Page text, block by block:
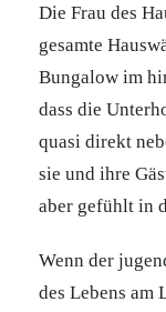
Die Frau des
gesamte
Bungalow im
dass die
quasi direkt
sie und ihre
aber gefühlt in
Wenn der
des Lebens am